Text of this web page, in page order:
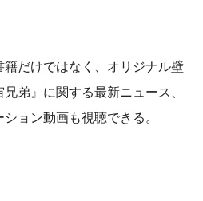
籍だけではなく、オリジナル壁
弟』に関する最新ニュース、
ョン動画も視聴できる。